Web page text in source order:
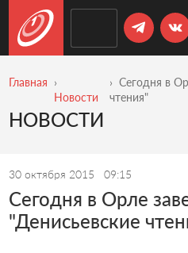
Главная
Новости
Сегодня в
чтения"
НОВОСТИ
30 октября 2015 09:15
Сегодня в Орле
"Денисьевские